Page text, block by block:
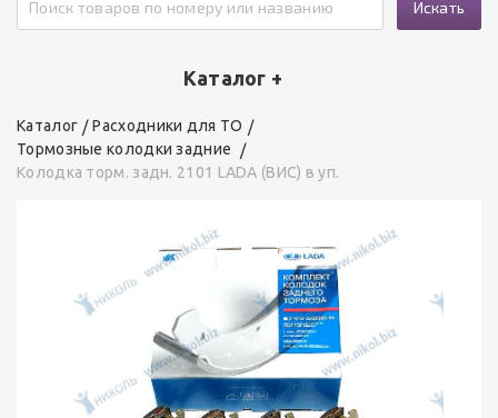
Искать
Каталог +
Каталог
Расходники для ТО
Тормозные колодки задние
Колодка торм. задн. 2101 LADA (ВИС) в уп.